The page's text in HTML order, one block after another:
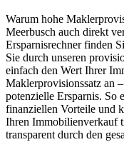
Warum hohe
Meerbusch auch direkt
Ersparnisrechner finden
Sie durch unseren
einfach den Wert Ihrer
Maklerprovisionssatz an
potenzielle Ersparnis. So
finanziellen Vorteile und
Ihren Immobilienverkauf
transparent durch den